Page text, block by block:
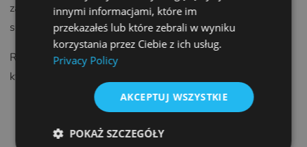
zazwyczaj o 40% tańsze niż identyczne produkty
sprzedawane w sklepach stacjonarnych.
Rynek jest zdominowany przez kilku głównych graczy, z
których każdy ma inne pozycjonowanie:
Zenni Optical: lider w segmencie budżetowym z
oprawkami już od 7 dolarów, ogromnym wyborem i
CROATIAN
PORTUGUESE
innymi informacjami, które im
przekazałeś lub które zebrali w wyniku
korzystania przez Ciebie z ich usług.
Privacy Policy
AKCEPTUJ WSZYSTKIE
POKAŻ SZCZEGÓŁY